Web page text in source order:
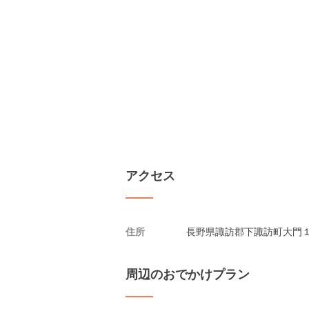
アクセス
住所 長野県諏訪郡下諏訪町大門
周辺のおでかけプラン